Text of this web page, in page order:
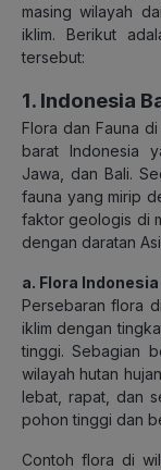
masing wilayah
iklim. Berikut
tersebut:
1. Indonesia
Flora dan Fauna
barat Indonesia
Jawa, dan Bali.
fauna yang mirip
faktor geologis di
dengan daratan
a. Flora
Persebaran flora
iklim dengan
tinggi. Sebagian
wilayah hutan
lebat, rapat, dan
pohon tinggi dan
Contoh flora di